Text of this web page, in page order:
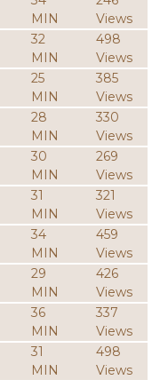
MIN
Views
32
MIN
498
Views
25
MIN
385
Views
28
MIN
330
Views
30
MIN
269
Views
31
MIN
321
Views
34
MIN
459
Views
29
MIN
426
Views
36
MIN
337
Views
31
MIN
498
Views